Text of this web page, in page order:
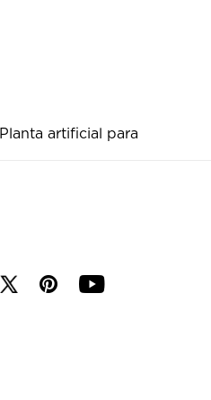
Planta artificial para
p y